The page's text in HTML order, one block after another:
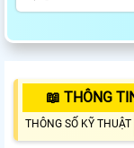
📖 THÔNG
THÔNG SỐ KỸ THUẬT